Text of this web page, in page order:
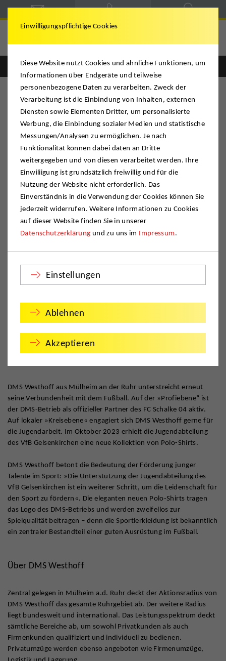
Westhoff
SPONSORING. Jugend des VfB
Gelsenkirchen kickt in neuen Polo-Shirts
mit Logo von DMS Westhoff
DMS Westhoff aus Mülheim an der Ruhr unterstreicht erneut
seine Verbundenheit mit dem Fußball. Auf der »Profiebene“ ist
der DMS-Betrieb als offizieller Partner des FC Schalke 04 aktiv.
Auf lokaler »Kreisebene« engagiert sich DMS Westhoff gerne für
die Jugendarbeit. Im Oktober 2023 erhielt die Jugendabteilung
des VfB Gelsenkirchen eine neue Kollektion von Polo-Shirts.
DMS Westhoff betont die Bedeutung der Förderung junger
Talente im Sport: »Die Unterstützung der Jugendabteilung des
VfB Gelsenkirchen ist ein weiterer Schritt, um die Leidenschaft für
den Sport zu fördern«. Die eleganten neuen Polo-Shirts tragen
das Logo des DMS-Betriebs und werden zweifellos zur
Spielqualität beitragen – denn die Sportlerkleidung ist bekanntlich
ein zentraler Bestandteil einer guten Ausrüstung im Fußball.
Über DMS Westhoff
Zentral gelegen in Mülheim a.d. Ruhr deckt der Aktionsradius von
DMS Westhoff das gesamte Ruhrgebiet ab. Der weitere Radius
liegt bundesweit und international. Das Leistungsspektrum deckt
sämtliche Bereiche ab, um sowohl Privatkunden als auch
Firmenkunden qualifiziert und individuell zu bedienen.
Privatumzüge werden ebenso angeboten wie Firmenumzüge,
Einwilligungspflichtige Cookies
Diese Website nutzt Cookies und ähnliche Funktionen, um
Informationen über Endgeräte und teilweise
personenbezogene Daten zu verarbeiten. Zweck der
Verarbeitung ist die Einbindung von Inhalten, externen
Diensten sowie Elementen Dritter, um personalisierte
Werbung, die Einbindung sozialer Medien und statistische
Messungen/Analysen zu ermöglichen. Je nach
Funktionalität können dabei daten an Dritte
weitergegeben und von diesen verarbeitet werden. Ihre
Einwiliigung ist grundsätzlich freiwillig und für die
Nutzung der Website nicht erforderlich. Das
Einverständnis in die Verwendung der Cookies können Sie
jederzeit widerrufen. Weitere Informationen zu Cookies
auf dieser Website finden Sie in unserer
Datenschutzerklärung und zu uns im Impressum.
Einstellungen
Ablehnen
Akzeptieren